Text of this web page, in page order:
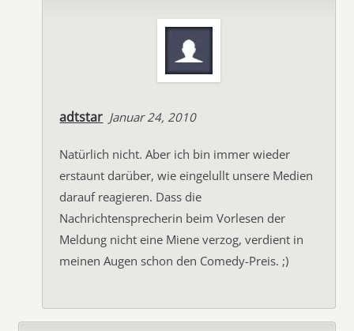
adtstar Januar 24, 2010
Natürlich nicht. Aber ich bin immer wieder
erstaunt darüber, wie eingelullt unsere Medien
darauf reagieren. Dass die
Nachrichtensprecherin beim Vorlesen der
Meldung nicht eine Miene verzog, verdient in
meinen Augen schon den Comedy-Preis. ;)